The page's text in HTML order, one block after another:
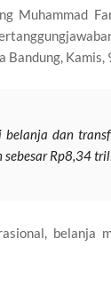
Muhammad
Bandung, Kamis,
belanja dan
Rp8,34
belanja